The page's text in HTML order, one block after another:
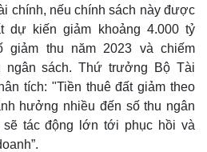
Video
Ảnh
E-Magazine
chính, nếu chính sách này được
dự kiến giảm khoảng 4.000 tỷ
giảm thu năm 2023 và chiếm
ngân sách. Thứ trưởng Bộ Tài
tích: "Tiền thuê đất giảm theo
hưởng nhiều đến số thu ngân
tác động lớn tới phục hồi và